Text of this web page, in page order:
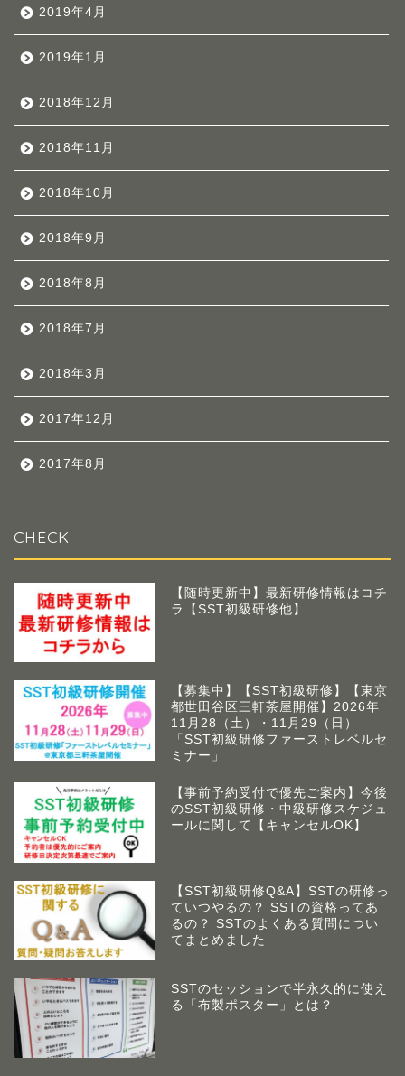
2019年4月
2019年1月
2018年12月
2018年11月
2018年10月
2018年9月
2018年8月
2018年7月
2018年3月
2017年12月
2017年8月
CHECK
【随時更新中】最新研修情報はコチ
ラ【SST初級研修他】
【募集中】【SST初級研修】【東京
都世田谷区三軒茶屋開催】2026年
11月28（土）・11月29（日）
「SST初級研修ファーストレベルセ
ミナー」
【事前予約受付で優先ご案内】今後
のSST初級研修・中級研修スケジュ
ールに関して【キャンセルOK】
【SST初級研修Q&A】SSTの研修っ
ていつやるの？ SSTの資格ってあ
るの？ SSTのよくある質問につい
てまとめました
SSTのセッションで半永久的に使え
る「布製ポスター」とは？
アームズラボとは